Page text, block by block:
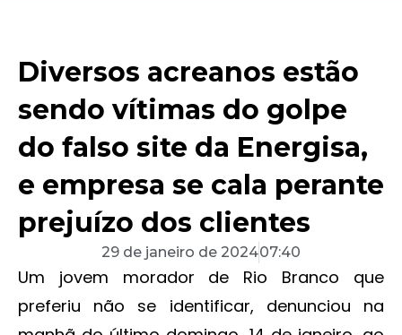
Diversos acreanos estão
sendo vítimas do golpe
do falso site da Energisa,
e empresa se cala perante
prejuízo dos clientes
29 de janeiro de 202407:40
Um jovem morador de Rio Branco que
preferiu não se identificar, denunciou na